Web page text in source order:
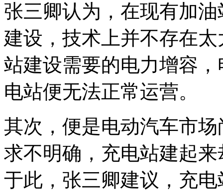
张三卿认为，在现有加
建设，技术上并不存在
站建设需要的电力增容
电站便无法正常运营。
其次，便是电动汽车市
求不明确，充电站建起
于此，张三卿建议，充